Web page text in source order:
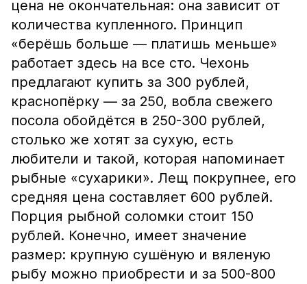
цена не окончательная: она зависит от
количества купленного. Принцип
«берёшь больше — платишь меньше»
работает здесь на все сто. Чехонь
предлагают купить за 300 рублей,
краснопёрку — за 250, вобла свежего
посола обойдётся в 250-300 рублей,
столько же хотят за сухую, есть
любители и такой, которая напоминает
рыбные «сухарики». Лещ покрупнее, его
средняя цена составляет 600 рублей.
Порция рыбной соломки стоит 150
рублей. Конечно, имеет значение
размер: крупную сушёную и вяленую
рыбу можно приобрести и за 500-800